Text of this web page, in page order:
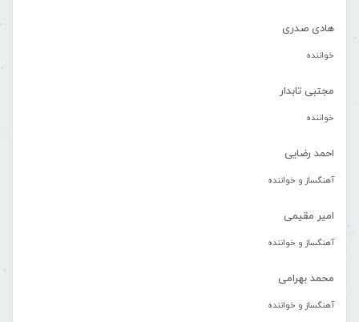
هادی صدری
خواننده
مجتبی تابدار
خواننده
احمد رضایی
آهنگساز و خواننده
امیر مقیمی
آهنگساز و خواننده
محمد بهرامی
آهنگساز و خواننده